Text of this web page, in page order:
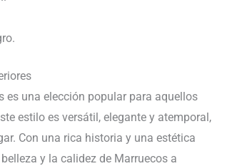
es una elección popular para aquellos
estilo es versátil, elegante y atemporal,
Con una rica historia y una estética
y la calidez de Marruecos a